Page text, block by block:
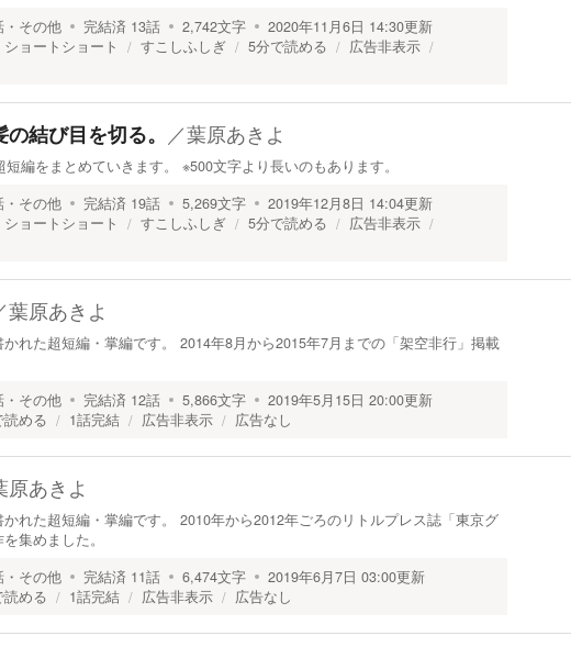
その他 完結済 13話 2,742文字 2020年11月6日 14:30更新
ショートショート すこしふしぎ 5分で読める
広告非表示
結び目を切る。 ／葉原あきよ
編をまとめていきます。 ※500文字より長いのもあります。
その他 完結済 19話 5,269文字 2019年12月8日 14:04更新
ショートショート すこしふしぎ 5分で読める
広告非表示
葉原あきよ
れた超短編・掌編です。 2014年8月から2015年7月までの「架空非行」掲載
その他 完結済 12話 5,866文字 2019年5月15日 20:00更新
読める 1話完結 広告非表示 広告なし
原あきよ
れた超短編・掌編です。 2010年から2012年ごろのリトルプレス誌「東京グ
集めました。
その他 完結済 11話 6,474文字 2019年6月7日 03:00更新
読める 1話完結 広告非表示 広告なし